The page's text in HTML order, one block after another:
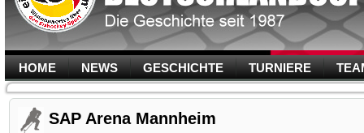
HOME NEWS GESCHICHTE TURNIERE
SAP Arena Mannheim